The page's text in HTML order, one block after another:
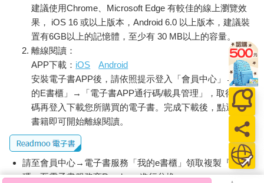
建議使用Chrome、Microsoft Edge 有較佳的線上瀏覽效
果， iOS 16 或以上版本，Android 6.0 以上版本，建議裝
置有6GB以上的記憶體，至少有 30 MB以上的容量。
離線閱讀：
APP下載： iOS
Android
安裝電子書APP後，請依照提示登入「會員中心」→「我
的E書櫃」→「電子書APP通行碼/載具管理」，取得通行
碼再登入下載您所購買的電子書。完成下載後，點選任一
書籍即可開始離線閱讀。
請至會員中心→電子書服務「我的e書櫃」領取複製『兌換
碼』至電子書服務商Readmoo進行兌換。